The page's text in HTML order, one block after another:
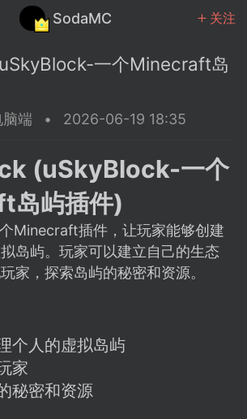
SodaMC 关注
SodaMC
材质 社区
社区规则
的改进与建议 🧃
&反馈板块，欢迎每
一个Minecraft岛
脑端 • 2026-06-19 18:35
(uSkyBlock-一个
岛屿插件)
Minecraft插件，让玩家能够创建
岛屿。玩家可以建立自己的生态
家，探索岛屿的秘密和资源。
个人的虚拟岛屿
家
秘密和资源